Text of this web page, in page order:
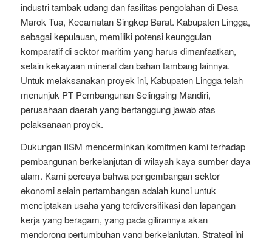
industri tambak udang dan fasilitas pengolahan di Desa
Marok Tua, Kecamatan Singkep Barat. Kabupaten Lingga,
sebagai kepulauan, memiliki potensi keunggulan
komparatif di sektor maritim yang harus dimanfaatkan,
selain kekayaan mineral dan bahan tambang lainnya.
Untuk melaksanakan proyek ini, Kabupaten Lingga telah
menunjuk PT Pembangunan Selingsing Mandiri,
perusahaan daerah yang bertanggung jawab atas
pelaksanaan proyek.
Dukungan IISM mencerminkan komitmen kami terhadap
pembangunan berkelanjutan di wilayah kaya sumber daya
alam. Kami percaya bahwa pengembangan sektor
ekonomi selain pertambangan adalah kunci untuk
menciptakan usaha yang terdiversifikasi dan lapangan
kerja yang beragam, yang pada gilirannya akan
mendorong pertumbuhan yang berkelanjutan. Strategi ini